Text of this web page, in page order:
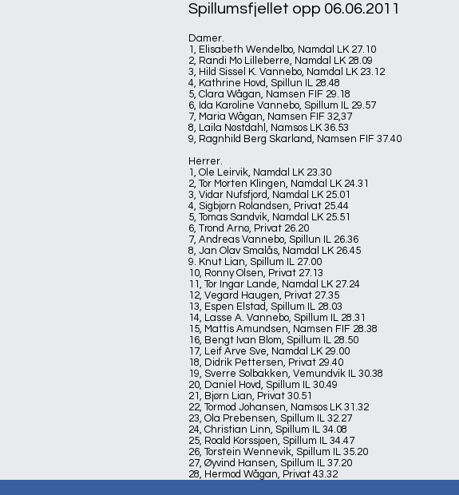
Spillumsfjellet opp 06.06.2011
Damer.
1, Elisabeth Wendelbo, Namdal LK 27.10
2, Randi Mo Lilleberre, Namdal LK 28.09
3, Hild Sissel K. Vannebo, Namdal LK 23.12
4, Kathrine Hovd, Spillun IL 28.48
5, Clara Wågan, Namsen FIF 29.18
6, Ida Karoline Vannebo, Spillum IL 29.57
7, Maria Wågan, Namsen FIF 32,37
8, Laila Nøstdahl, Namsos LK 36.53
9, Ragnhild Berg Skarland, Namsen FIF 37.40
Herrer.
1, Ole Leirvik, Namdal LK 23.30
2, Tor Morten Klingen, Namdal LK 24.31
3, Vidar Nufsfjord, Namdal LK 25.01
4, Sigbjørn Rolandsen, Privat 25.44
5, Tomas Sandvik, Namdal LK 25.51
6, Trond Arnø, Privat 26.20
7, Andreas Vannebo, Spillun IL 26.36
8, Jan Olav Smalås, Namdal LK 26.45
9. Knut Lian, Spillum IL 27.00
10, Ronny Olsen, Privat 27.13
11, Tor Ingar Lande, Namdal LK 27.24
12, Vegard Haugen, Privat 27.35
13, Espen Elstad, Spillum IL 28.03
14, Lasse A. Vannebo, Spillum IL 28.31
15, Mattis Amundsen, Namsen FIF 28.38
16, Bengt Ivan Blom, Spillum IL 28.50
17, Leif Arve Sve, Namdal LK 29.00
18, Didrik Pettersen, Privat 29.40
19, Sverre Solbakken, Vemundvik IL 30.38
20, Daniel Hovd, Spillum IL 30.49
21, Bjørn Lian, Privat 30.51
22, Tormod Johansen, Namsos LK 31.32
23, Ola Prebensen, Spillum IL 32.27
24, Christian Linn, Spillum IL 34.08
25, Roald Korssjøen, Spillum IL 34.47
26, Torstein Wennevik, Spillum IL 35.20
27, Øyvind Hansen, Spillum IL 37.20
28, Hermod Wågan, Privat 43.32